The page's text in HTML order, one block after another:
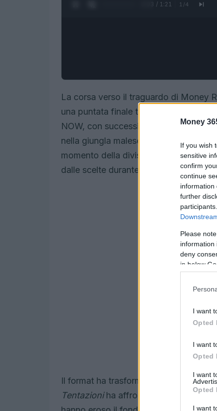
Money
If you wish
sensitive
confirm
continue
information
further
Please
information
deny
in below
I want
Opted
I want
Opted
I want
Opted
I want
0:05 / 1:21 1 /4
La corsa verso il traguardo di Money
una puntata finale trasmessa giovedì
NOW, con successiva disponibilità in
nella giungla malese, tra clima ostile
momento della divisione del bottino: il
dalle scelte durante il percorso e ora
Il format ha trasformato il territorio in
Tentazioniha affrontato prove di